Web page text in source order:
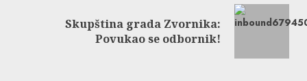
Skupština grada Zvornika:
Povukao se odbornik!